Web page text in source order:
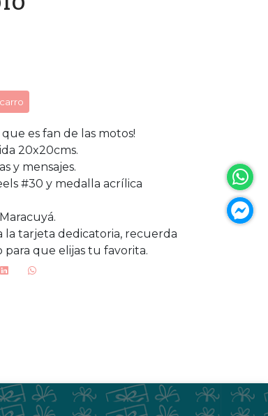
es fan de las motos!
20x20cms.
y mensajes.
#30 y medalla acrílica
la tarjeta dedicatoria, recuerda
que elijas tu favorita.